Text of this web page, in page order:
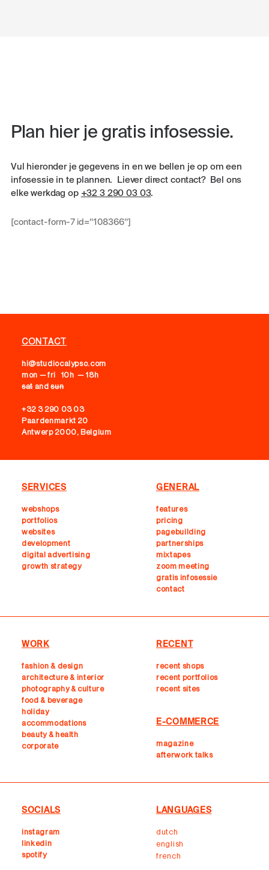
Plan hier je gratis infosessie.
Vul hieronder je gegevens in en we bellen je op om een
infosessie in te plannen. Liever direct contact? Bel ons
elke werkdag op +32 3 290 03 03.
[contact-form-7 id="108366"]
CONTACT
hi@studiocalypso.com
mon — fri 10h — 18h
satandsun
+32 3 290 03 03
Paardenmarkt 20
Antwerp 2000, Belgium
SERVICES
webshops
portfolios
websites
development
digital advertising
growth strategy
GENERAL
features
pricing
pagebuilding
partnerships
mixtapes
zoom meeting
gratis infosessie
contact
WORK
fashion & design
architecture & interior
photography & culture
food & beverage
holiday
accommodations
beauty & health
corporate
RECENT
recent shops
recent portfolios
recent sites
E-COMMERCE
magazine
afterwork talks
SOCIALS
instagram
linkedin
spotify
LANGUAGES
dutch
english
french